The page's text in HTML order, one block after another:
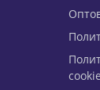
cookie